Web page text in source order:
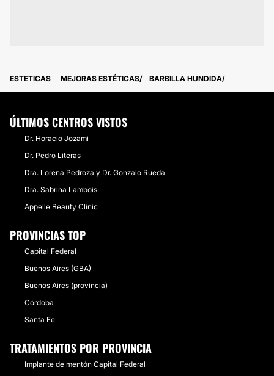
ESTETICAS MEJORAS ESTÉTICAS BARBILLA HUNDIDA
ÚLTIMOS CENTROS VISTOS
Dr. Horacio Jozami
Dr. Pedro Literas
Dra. Lorena Pedroza y Dr. Gonzalo Rueda
Dra. Sabrina Lambois
Appelle Beauty Clinic
PROVINCIAS TOP
Capital Federal
Buenos Aires (GBA)
Buenos Aires (provincia)
Córdoba
Santa Fe
TRATAMIENTOS POR PROVINCIA
Implante de mentón Capital Federal